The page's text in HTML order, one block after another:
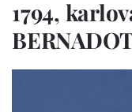
1794,